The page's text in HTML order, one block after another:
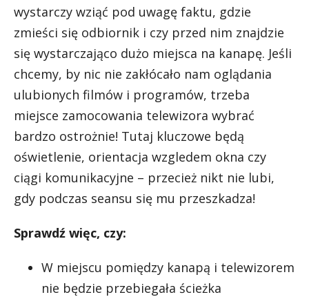
wystarczy wziąć pod uwagę faktu, gdzie
zmieści się odbiornik i czy przed nim znajdzie
się wystarczająco dużo miejsca na kanapę. Jeśli
chcemy, by nic nie zakłócało nam oglądania
ulubionych filmów i programów, trzeba
miejsce zamocowania telewizora wybrać
bardzo ostrożnie! Tutaj kluczowe będą
oświetlenie, orientacja wzgledem okna czy
ciągi komunikacyjne – przecież nikt nie lubi,
gdy podczas seansu się mu przeszkadza!
Sprawdź więc, czy:
W miejscu pomiędzy kanapą i telewizorem
nie będzie przebiegała ścieżka